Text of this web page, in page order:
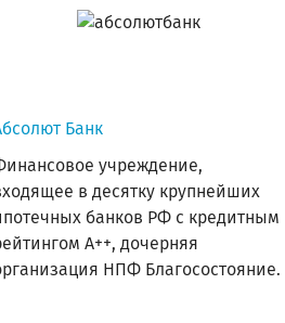
Банк
учреждение,
в десятку крупнейших
банков РФ с кредитным
А++, дочерняя
НПФ Благосостояние.